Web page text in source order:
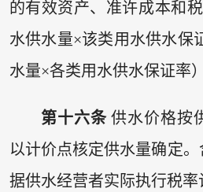
的有效资产、准许成本和
水供水量×该类用水供水保
水量×各类用水供水保证率）
第十六条供水价格按
以计价点核定供水量确定
据供水经营者实际执行税率